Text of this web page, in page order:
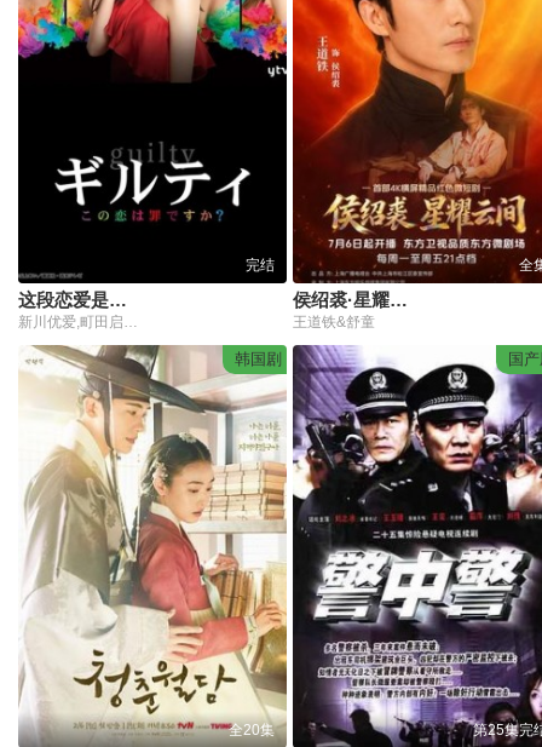
完结
这段恋爱是罪过吗？
新川优爱,町田启太,小池彻平,中村由利佳,神尾枫珠,户田菜穗,德永绘里,笕美和子,大西礼芳,阿部亮平,长井短
全
侯绍裘·星耀云间
王道铁&舒童
韩国剧
全20集
国
第25集完